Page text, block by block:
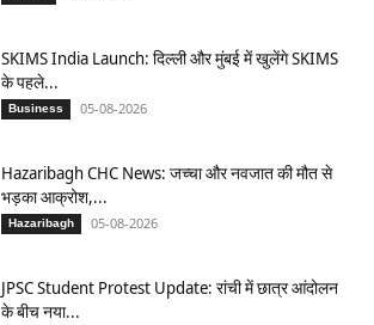
SKIMS India Launch: दिल्ली और मुंबई में खुलेंगे SKIMS
के पहले...
Business 05-08-2026
Hazaribagh CHC News: जच्चा और नवजात की मौत से
भड़का आक्रोश,...
Hazaribagh 05-08-2026
JPSC Student Protest Update: रांची में छात्र आंदोलन
के बीच नया...